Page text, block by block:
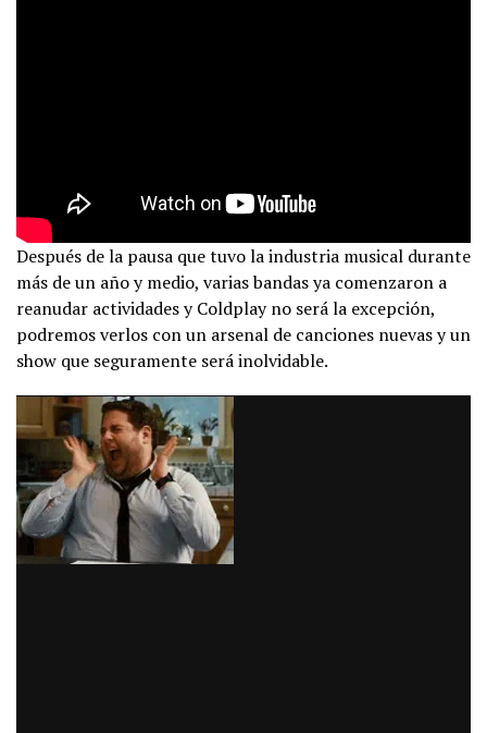
Después de la pausa que tuvo la industria musical durante
más de un año y medio, varias bandas ya comenzaron a
reanudar actividades y Coldplay no será la excepción,
podremos verlos con un arsenal de canciones nuevas y un
show que seguramente será inolvidable.